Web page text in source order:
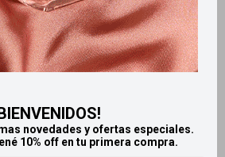
novedades y ofertas especiales.
10% off en tu primera compra.
LlegaHOY
LlegaHOY
Uñas Postizas Impress